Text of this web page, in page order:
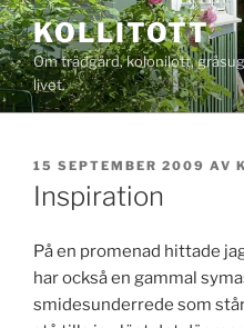
Hoppa
till
innehåll
KOLLITOTT
Om trädgård, kolonilott,
livet.
PUBLICERAT
15 SEPTEMBER 2009 AV
Inspiration
På en promenad hittade
har också en gammal
smidesunderrede som